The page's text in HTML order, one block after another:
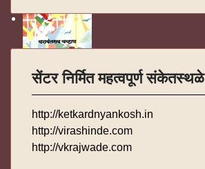
सेंटर निर्मित महत्वपूर्ण संकेतस्थळे
http://ketkardnyankosh.in
http://virashinde.com
http://vkrajwade.com